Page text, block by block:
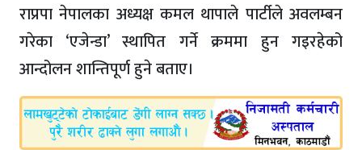
राप्रपा नेपालका अध्यक्ष कमल थापाले पार्टीले अवलम्बन
गरेका ‘एजेन्डा’ स्थापित गर्ने क्रममा हुन गइरहेको
आन्दोलन शान्तिपूर्ण हुने बताए।